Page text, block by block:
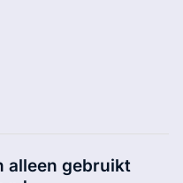
alleen gebruikt